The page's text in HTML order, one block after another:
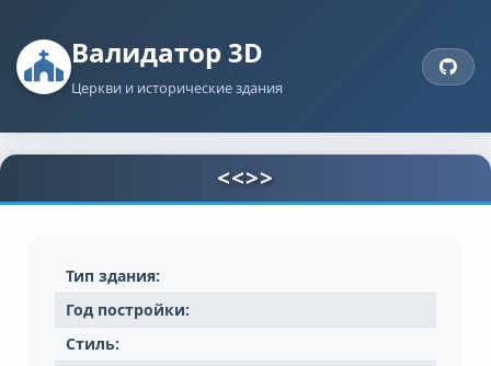
Валидатор 3D
Церкви и исторические здания
<<>>
Тип здания:
Год постройки:
Стиль: